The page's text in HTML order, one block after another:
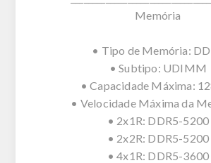
Memória
• Tipo de Memória:
• Subtipo: UDIMM
• Capacidade Máxima:
• Velocidade Máxima da
• 2x1R: DDR5-5200
• 2x2R: DDR5-5200
• 4x1R: DDR5-3600